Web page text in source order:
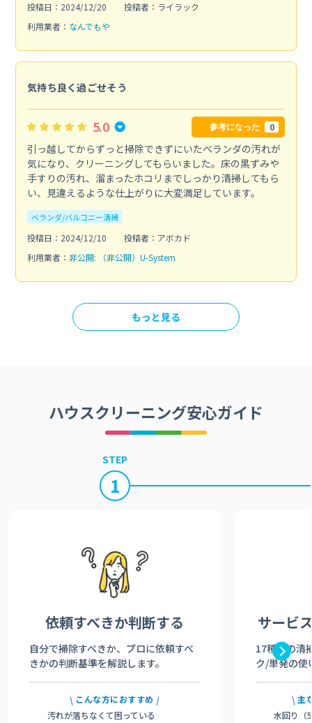
投稿日：2024/12/20
投稿者：ライラック
利用業者： なんでもや
気持ち良く過ごせそう
5.0 参考になった 0
引っ越してからずっと掃除できずにいたベランダの汚れが
気になり、クリーニングしてもらいました。床の黒ずみや
手すりの汚れ、溜まったホコリまでしっかり清掃してもら
い、見違えるような仕上がりに大変満足しています。
ベランダ/バルコニー清掃
投稿日：2024/12/10
投稿者：アボカド
利用業者： 非公開: （非公開）U-System
もっと見る
ハウスクリーニング安心ガイド
STEP
1
依頼すべきか判断する
自分で掃除すべきか、プロに依頼すべ
きかの判断基準を解説します。
こんな方におすすめ
汚れが落ちなくて困っている
サービ
17種類の清
ク/単発の使
主
水回り（